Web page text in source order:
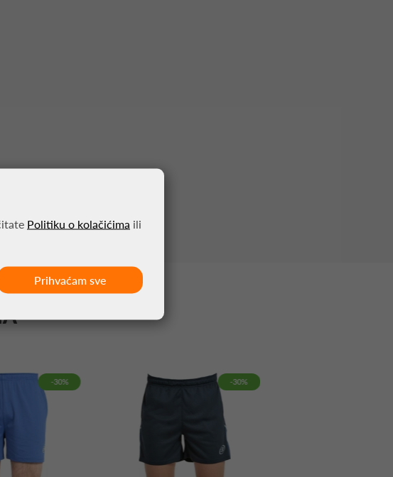
-30% -30%
Politiku o kolačićima ili
Prihvaćam sve